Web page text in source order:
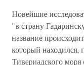
Новейшие
"в страну
название
который находился,
Тивериадского